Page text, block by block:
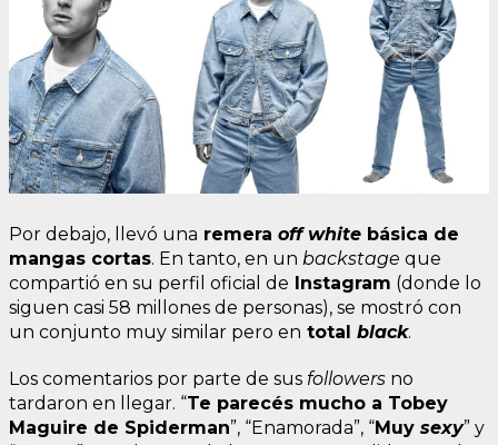
Por debajo, llevó una remera off white básica de
mangas cortas. En tanto, en un backstage que
compartió en su perfil oficial de Instagram (donde lo
siguen casi 58 millones de personas), se mostró con
un conjunto muy similar pero en total black.
Los comentarios por parte de sus followers no
tardaron en llegar. “Te parecés mucho a Tobey
Maguire de Spiderman”, “Enamorada”, “Muy sexy” y